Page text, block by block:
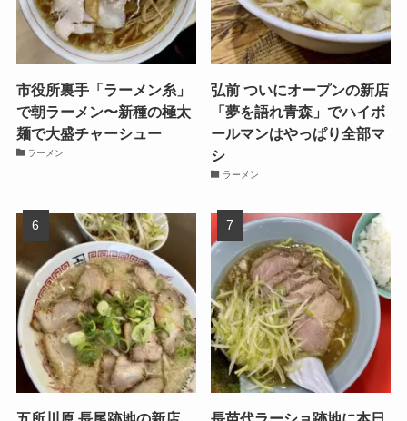
市役所裏手「ラーメン糸」
で朝ラーメン〜新種の極太
麺で大盛チャーシュー
ラーメン
弘前 ついにオープンの新店
「夢を語れ青森」でハイボ
ールマンはやっぱり全部マ
シ
ラーメン